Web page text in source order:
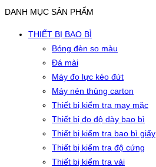
DANH MỤC SẢN PHẨM
THIẾT BỊ BAO BÌ
Bóng đèn so màu
Đá mài
Máy đo lực kéo đứt
Máy nén thùng carton
Thiết bị kiểm tra may mặc
Thiết bị đo độ dày bao bì
Thiết bị kiểm tra bao bì giấy
Thiết bị kiểm tra độ cứng
Thiết bị kiểm tra vải